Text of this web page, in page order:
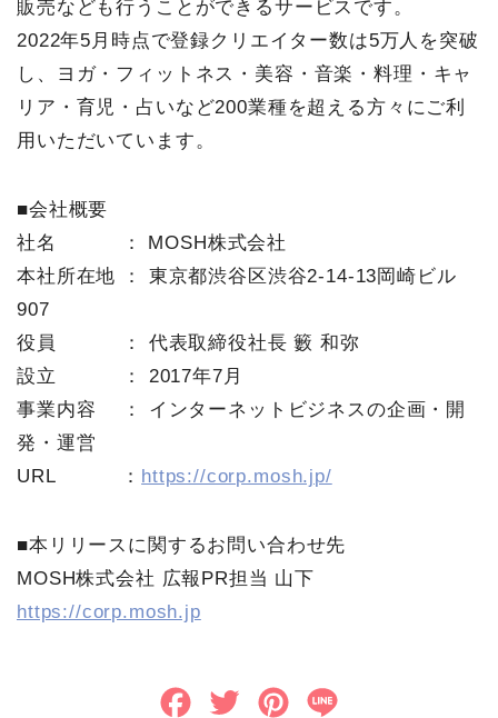
販売なども行うことができるサービスです。
2022年5月時点で登録クリエイター数は5万人を突破
し、ヨガ・フィットネス・美容・音楽・料理・キャ
リア・育児・占いなど200業種を超える方々にご利
用いただいています。
■会社概要
社名 ： MOSH株式会社
本社所在地 ： 東京都渋谷区渋谷2-14-13岡崎ビル
907
役員 ： 代表取締役社長 籔 和弥
設立 ： 2017年7月
事業内容 ： インターネットビジネスの企画・開
発・運営
URL ： https://corp.mosh.jp/
■本リリースに関するお問い合わせ先
MOSH株式会社 広報PR担当 山下
https://corp.mosh.jp